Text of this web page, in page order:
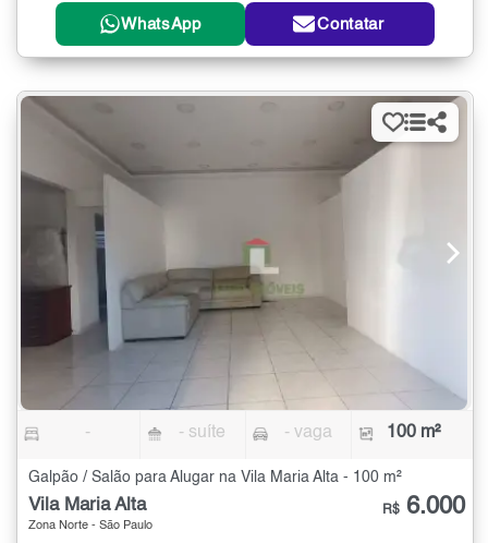
WhatsApp Contatar
- - suíte - vaga 100 m²
Galpão / Salão para Alugar na Vila Maria Alta - 100 m²
Vila Maria Alta
Zona Norte - São Paulo
R$ 6.000